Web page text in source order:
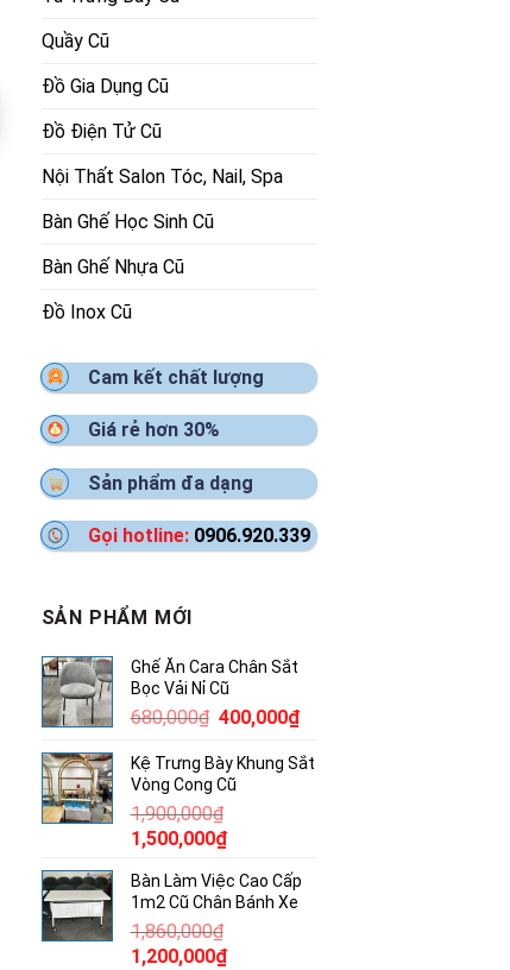
Quầy Cũ
Đồ Gia Dụng Cũ
Đồ Điện Tử Cũ
Nội Thất Salon Tóc, Nail, Spa
Bàn Ghế Học Sinh Cũ
Bàn Ghế Nhựa Cũ
Đồ Inox Cũ
Cam kết chất lượng
Giá rẻ hơn 30%
Sản phẩm đa dạng
Gọi hotline: 0906.920.339
SẢN PHẨM MỚI
Ghế Ăn Cara Chân Sắt
Bọc Vải Nỉ Cũ
680,000₫ Giá
là:
680,000₫.
400,000₫Giá
tại
Kệ Trưng Bày Khung Sắt
Vòng Cong Cũ
1,900,000₫
Giá
là:
1,900,000₫.
1,500,000₫Giá
tại
là:
Bàn Làm Việc Cao Cấp
1m2 Cũ Chân Bánh Xe
1,860,000₫
Giá
1,200,000₫Giá